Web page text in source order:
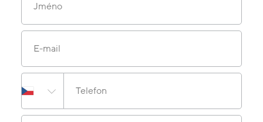
Jméno
E-mail
Telefon